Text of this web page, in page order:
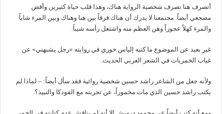
أتصرف هنا تصرف شخصية الرواية هناك، وهذا قلب حياة كثيرين وأقض
مضجعي أيضاً. مجتمعنا لا يدرك أن هناك فرقاً بين هنا وهناك وبين المرء شاباً
والمرء كهلاً عجوزاً وهن العظم منه واشتعل رأسه شيباً.
غير بعيد عن الموضوع ما كتبه إلياس خوري في روايته «رجل يشبهني» عن
غياب الخمريات في الشعر العربي الحديث.
ولأنه جعل من الشاعر راشد حسين شخصية روائية فقد سأل أيضاً: – لماذا لم
يكتب راشد حسين الذي مات مخموراً، عن تجربته مع الفودكا والنبيذ؟.